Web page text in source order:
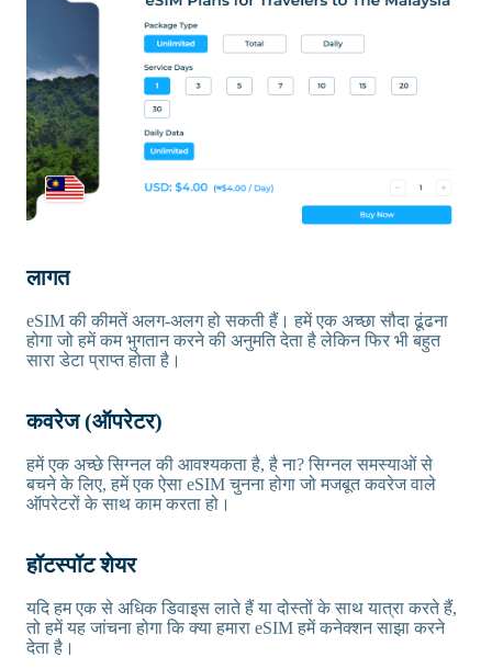
लागत
eSIM की कीमतें अलग-अलग हो सकती हैं। हमें एक अच्छा सौदा ढूंढना
होगा जो हमें कम भुगतान करने की अनुमति देता है लेकिन फिर भी बहुत
सारा डेटा प्राप्त होता है।
कवरेज (ऑपरेटर)
हमें एक अच्छे सिग्नल की आवश्यकता है, है ना? सिग्नल समस्याओं से
बचने के लिए, हमें एक ऐसा eSIM चुनना होगा जो मजबूत कवरेज वाले
ऑपरेटरों के साथ काम करता हो।
हॉटस्पॉट शेयर
यदि हम एक से अधिक डिवाइस लाते हैं या दोस्तों के साथ यात्रा करते हैं,
तो हमें यह जांचना होगा कि क्या हमारा eSIM हमें कनेक्शन साझा करने
देता है।